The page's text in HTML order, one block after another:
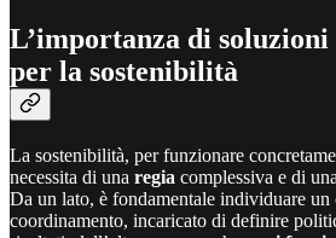
L’importanza di
per la sostenibilità
La sostenibilità, per funzionare
necessita di una regia complessiva e di una
Da un lato, è fondamentale individuare un
coordinamento, incaricato di definire